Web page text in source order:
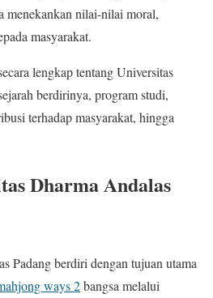
menekankan nilai-nilai moral,
masyarakat.
lengkap tentang Universitas
berdirinya, program studi,
terhadap masyarakat, hingga
Dharma Andalas
Padang berdiri dengan tujuan utama
ways 2bangsa melalui